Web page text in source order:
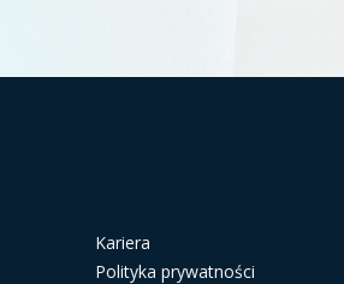
Kariera
Polityka prywatności